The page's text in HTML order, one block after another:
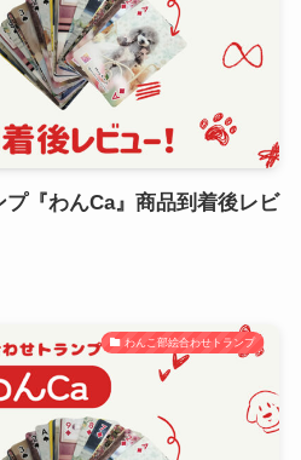
『わんCa』商品到着後レビ
わんこ部絵合わせトランプ